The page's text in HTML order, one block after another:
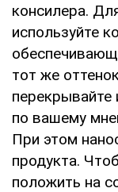
консилера.
используйте
тот же
перекрывайте
по вашему
При этом
продукта.
положить на